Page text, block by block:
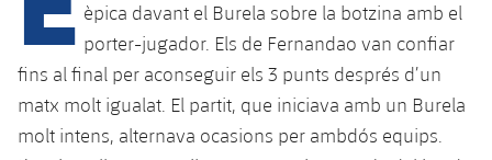
plusicon
més
Instal·lacions
SUB13
SUB12
SUB11 A
SUB13 B
SUB12 C
Entrades
Gameday Shows
Base
Barça Atlètic
Junior
Campus Estiu
PLUSICON
MÉS
Primer Equip
plusicon
més
èpica davant el Burela sobre la botzina amb el
porter-jugador. Els de Fernandao van confiar
fins al final per aconseguir els 3 punts després d’un
matx molt igualat. El partit, que iniciava amb un Burela
molt intens, alternava ocasions per ambdós equips.